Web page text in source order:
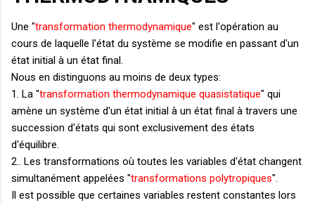
Une "transformation thermodynamique" est l'opération au
cours de laquelle l'état du système se modifie en passant d'un
état initial à un état final.
Nous en distinguons au moins de deux types:
1. La "transformation thermodynamique quasistatique" qui
amène un système d'un état initial à un état final à travers une
succession d'états qui sont exclusivement des états
d'équilibre.
2.. Les transformations où toutes les variables d'état changent
simultanément appelées "transformations polytropiques".
Il est possible que certaines variables restent constantes lors